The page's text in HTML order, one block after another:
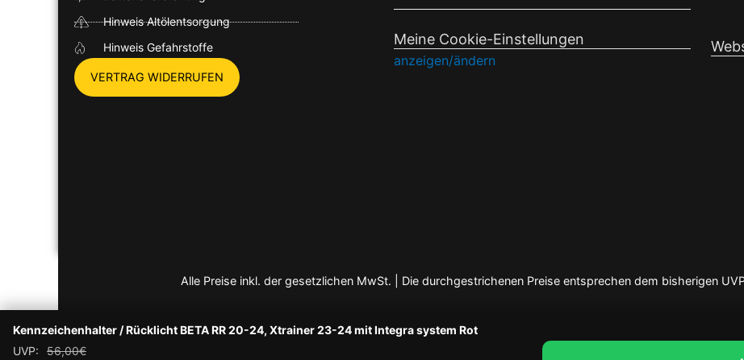
Hinweis Altölentsorgung
Hinweis Gefahrstoffe
VERTRAG WIDERRUFEN
Meine Cookie-Einstellungen
anzeigen/ändern
Alle Preise inkl. der gesetzlichen MwSt. | Die durchgestrichenen Preise entsprechen dem bisherigen
Kennzeichenhalter / Rücklicht BETA RR 20-24, Xtrainer 23-24 mit Integra system Rot
UVP:
56,00€